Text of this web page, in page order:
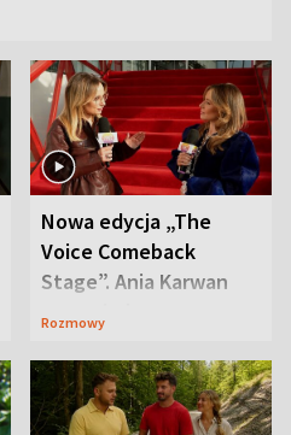
Nowa edycja „The
Voice Comeback
Stage”. Ania Karwan
zapowiada
Rozmowy